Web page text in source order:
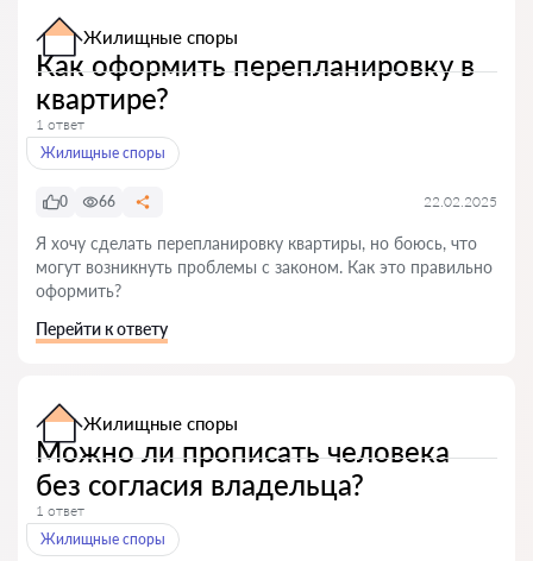
Жилищные споры
Как оформить перепланировку в
квартире?
1 ответ
Жилищные споры
0 66 22.02.2025
Я хочу сделать перепланировку квартиры, но боюсь, что
могут возникнуть проблемы с законом. Как это правильно
оформить?
Перейти к ответу
Жилищные споры
Можно ли прописать человека
без согласия владельца?
1 ответ
Жилищные споры